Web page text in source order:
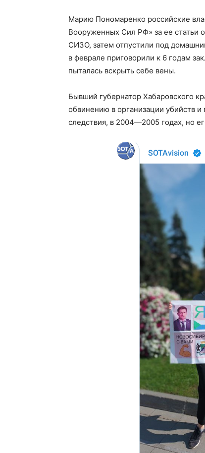
Марию Пономаренко российские
Вооруженных Сил РФ» за ее статьи
СИЗО, затем отпустили под
в феврале приговорили к 6 годам
пыталась вскрыть себе вены.
Бывший губернатор Хабаровского
обвинению в организации убийств
следствия, в 2004—2005 годах, но